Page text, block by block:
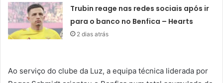
Trubin reage nas redes sociais após ir
para o banco no Benfica – Hearts
2 dias atrás
Ao serviço do clube da Luz, a equipa técnica liderada por